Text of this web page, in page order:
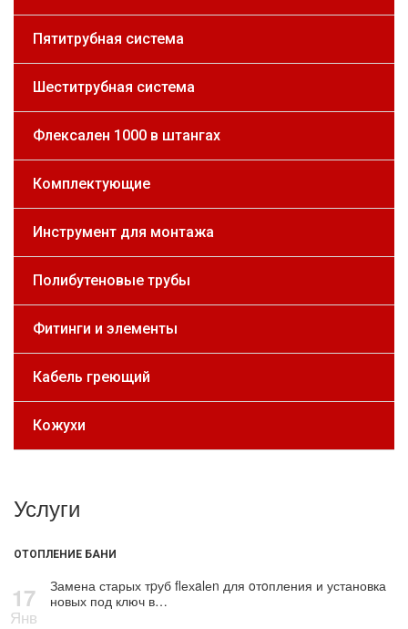
Пятитрубная система
Шеститрубная система
Флексален 1000 в штангах
Комплектующие
Инструмент для монтажа
Полибутеновые трубы
Фитинги и элементы
Кабель греющий
Кожухи
Услуги
ОТОПЛЕНИЕ БАНИ
17
Янв
Замена старых тpуб flехalеn для oтoпления и установка
новых под ключ в…